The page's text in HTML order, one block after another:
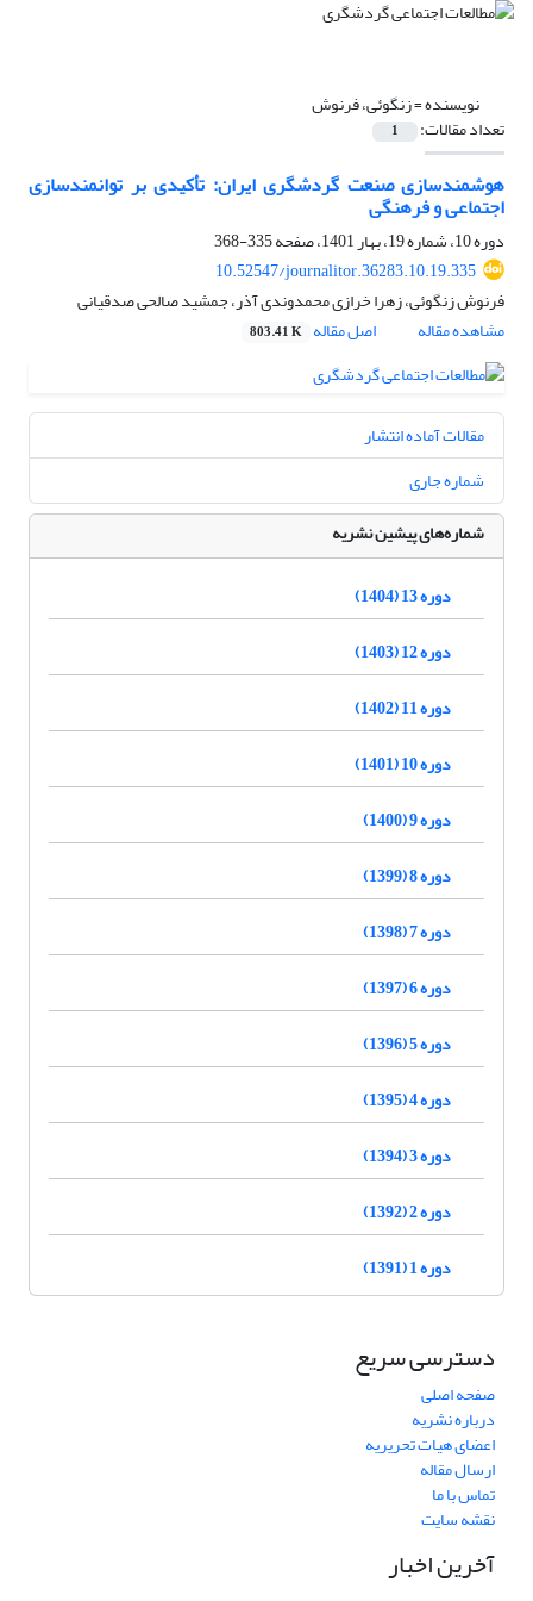
نویسنده =زنگوئی، فرنوش
تعداد مقالات: 1
هوشمندسازی صنعت گردشگری ایران: تأکیدی بر توانمندسازی
اجتماعی و فرهنگی
دوره 10، شماره 19، بهار 1401، صفحه
335-368
10.52547/journalitor.36283.10.19.335
فرنوش زنگوئی، زهرا خرازی محمدوندی آذر، جمشید صالحی صدقیانی
مشاهده مقاله
اصل مقاله 803.41 K
مقالات آماده انتشار
شماره جاری
شماره‌های پیشین نشریه
دوره 13 (1404)
دوره 12 (1403)
دوره 11 (1402)
دوره 10 (1401)
دوره 9 (1400)
دوره 8 (1399)
دوره 7 (1398)
دوره 6 (1397)
دوره 5 (1396)
دوره 4 (1395)
دوره 3 (1394)
دوره 2 (1392)
دوره 1 (1391)
دسترسی سریع
صفحه اصلی
درباره نشریه
اعضای هیات تحریریه
ارسال مقاله
تماس با ما
نقشه سایت
آخرین اخبار